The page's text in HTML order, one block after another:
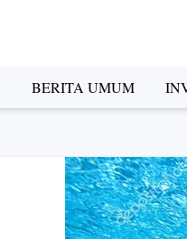
BERITA UMUM